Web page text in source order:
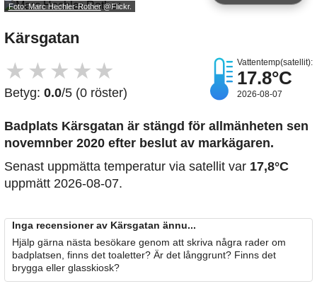
Foto: Marc Hechler-Rother@Flickr.
Kärsgatan
★ ★ ★ ★ ★
Betyg: 0.0/5 (0 röster)
Vattentemp(satellit):
17.8°C
2026-08-07
Badplats Kärsgatan är stängd för allmänheten sen
novemnber 2020 efter beslut av markägaren.
Senast uppmätta temperatur via satellit var 17,8°C
uppmätt 2026-08-07.
Inga recensioner av Kärsgatan ännu...
Hjälp gärna nästa besökare genom att skriva några rader om
badplatsen, finns det toaletter? Är det långgrunt? Finns det
brygga eller glasskiosk?